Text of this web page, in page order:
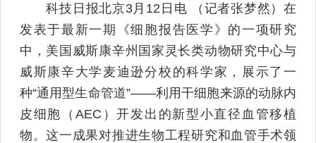
科技日报北京3月12日电 （记者张梦然）在
发表于最新一期《细胞报告医学》的一项研究
中，美国威斯康辛州国家灵长类动物研究中心与
威斯康辛大学麦迪逊分校的科学家，展示了一
种“通用型生命管道”——利用干细胞来源的动脉内
皮细胞（AEC）开发出的新型小直径血管移植
物。这一成果对推进生物工程研究和血管手术领